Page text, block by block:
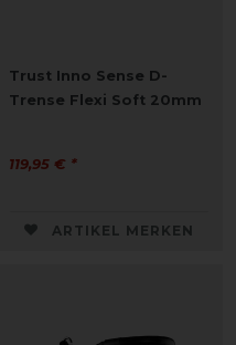
Trust Inno Sense D-
Trense Flexi Soft 20mm
119,95 € *
ARTIKEL MERKEN